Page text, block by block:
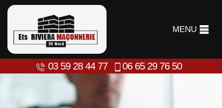
MENU
03 59 28 44 77 06 65 29 76 50